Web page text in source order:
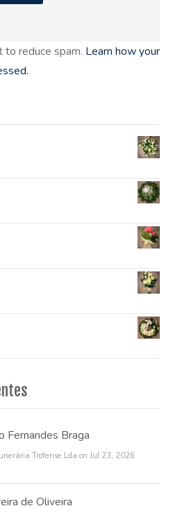
reduce spam. Learn how your
Fernandes Braga
Trofense Lda on Jul 23, 2026
de Oliveira